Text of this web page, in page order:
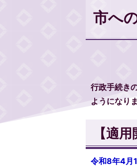
市へ
行政手続き
ようになり
【適用
令和8年4月